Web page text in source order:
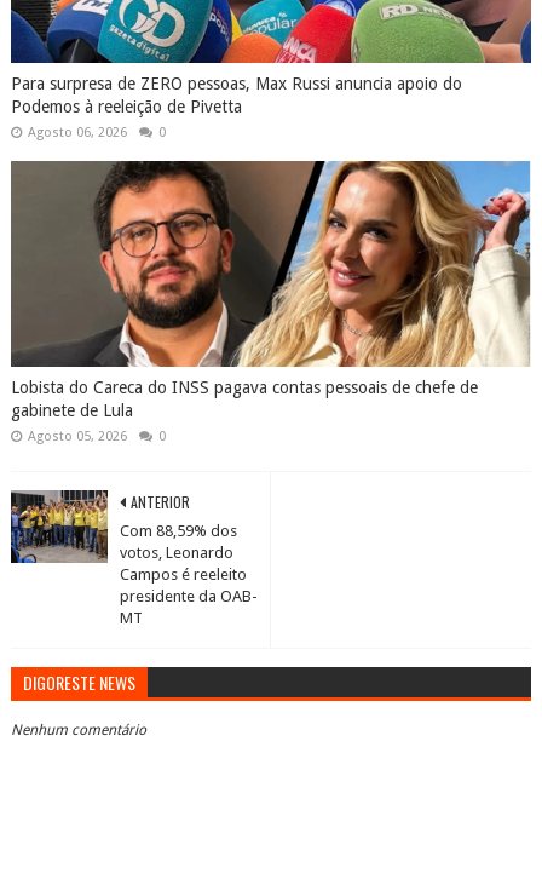
Para surpresa de ZERO pessoas, Max Russi anuncia apoio do
Podemos à reeleição de Pivetta
Agosto 06, 2026 0
Lobista do Careca do INSS pagava contas pessoais de chefe de
gabinete de Lula
Agosto 05, 2026 0
ANTERIOR
Com 88,59% dos
votos, Leonardo
Campos é reeleito
presidente da OAB-
MT
DIGORESTE NEWS
Nenhum comentário